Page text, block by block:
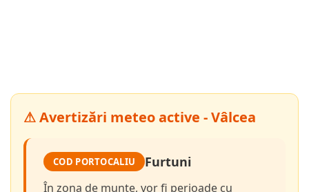
⚠ Avertizări meteo active - Vâlcea
COD PORTOCALIU Furtuni
În zona de munte, vor fi perioade cu